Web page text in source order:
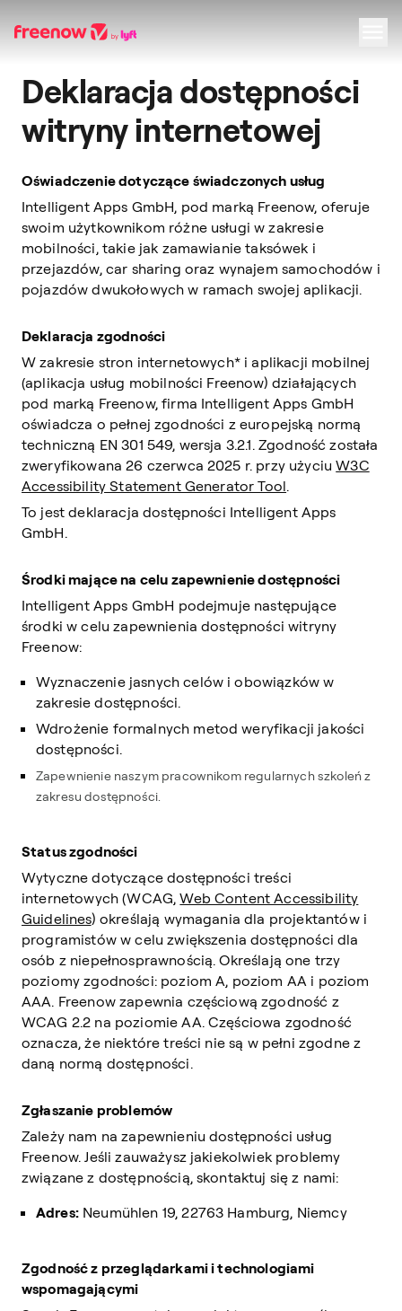
Navigation
Inhalt
Fußzeile
Deklaracja dostępności
witryny internetowej
Oświadczenie dotyczące świadczonych usług
Intelligent Apps GmbH, pod marką Freenow, oferuje
swoim użytkownikom różne usługi w zakresie
mobilności, takie jak zamawianie taksówek i
przejazdów, car sharing oraz wynajem samochodów i
pojazdów dwukołowych w ramach swojej aplikacji.
Deklaracja zgodności
W zakresie stron internetowych* i aplikacji mobilnej
(aplikacja usług mobilności Freenow) działających
pod marką Freenow, firma Intelligent Apps GmbH
oświadcza o pełnej zgodności z europejską normą
techniczną EN 301 549, wersja 3.2.1. Zgodność została
zweryfikowana 26 czerwca 2025 r. przy użyciuW3C
Accessibility Statement Generator Tool.
To jest deklaracja dostępności Intelligent Apps
GmbH.
Środki mające na celu zapewnienie dostępności
Intelligent Apps GmbH podejmuje następujące
środki w celu zapewnienia dostępności witryny
Freenow:
Wyznaczenie jasnych celów i obowiązków w
zakresie dostępności.
Wdrożenie formalnych metod weryfikacji jakości
dostępności.
Zapewnienie naszym pracownikom regularnych szkoleń z
zakresu dostępności.
Status zgodności
Wytyczne dotyczące dostępności treści
internetowych (WCAG,Web Content Accessibility
Guidelines) określają wymagania dla projektantów i
programistów w celu zwiększenia dostępności dla
osób z niepełnosprawnością. Określają one trzy
poziomy zgodności: poziom A, poziom AA i poziom
AAA. Freenow zapewnia częściową zgodność z
WCAG 2.2 na poziomie AA. Częściowa zgodność
oznacza, że niektóre treści nie są w pełni zgodne z
daną normą dostępności.
Zgłaszanie problemów
Zależy nam na zapewnieniu dostępności usług
Freenow. Jeśli zauważysz jakiekolwiek problemy
związane z dostępnością, skontaktuj się z nami:
Adres:Neumühlen 19, 22763 Hamburg, Niemcy
Zgodność z przeglądarkami i technologiami
wspomagającymi